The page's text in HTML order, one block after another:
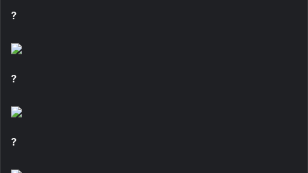
?
?
?